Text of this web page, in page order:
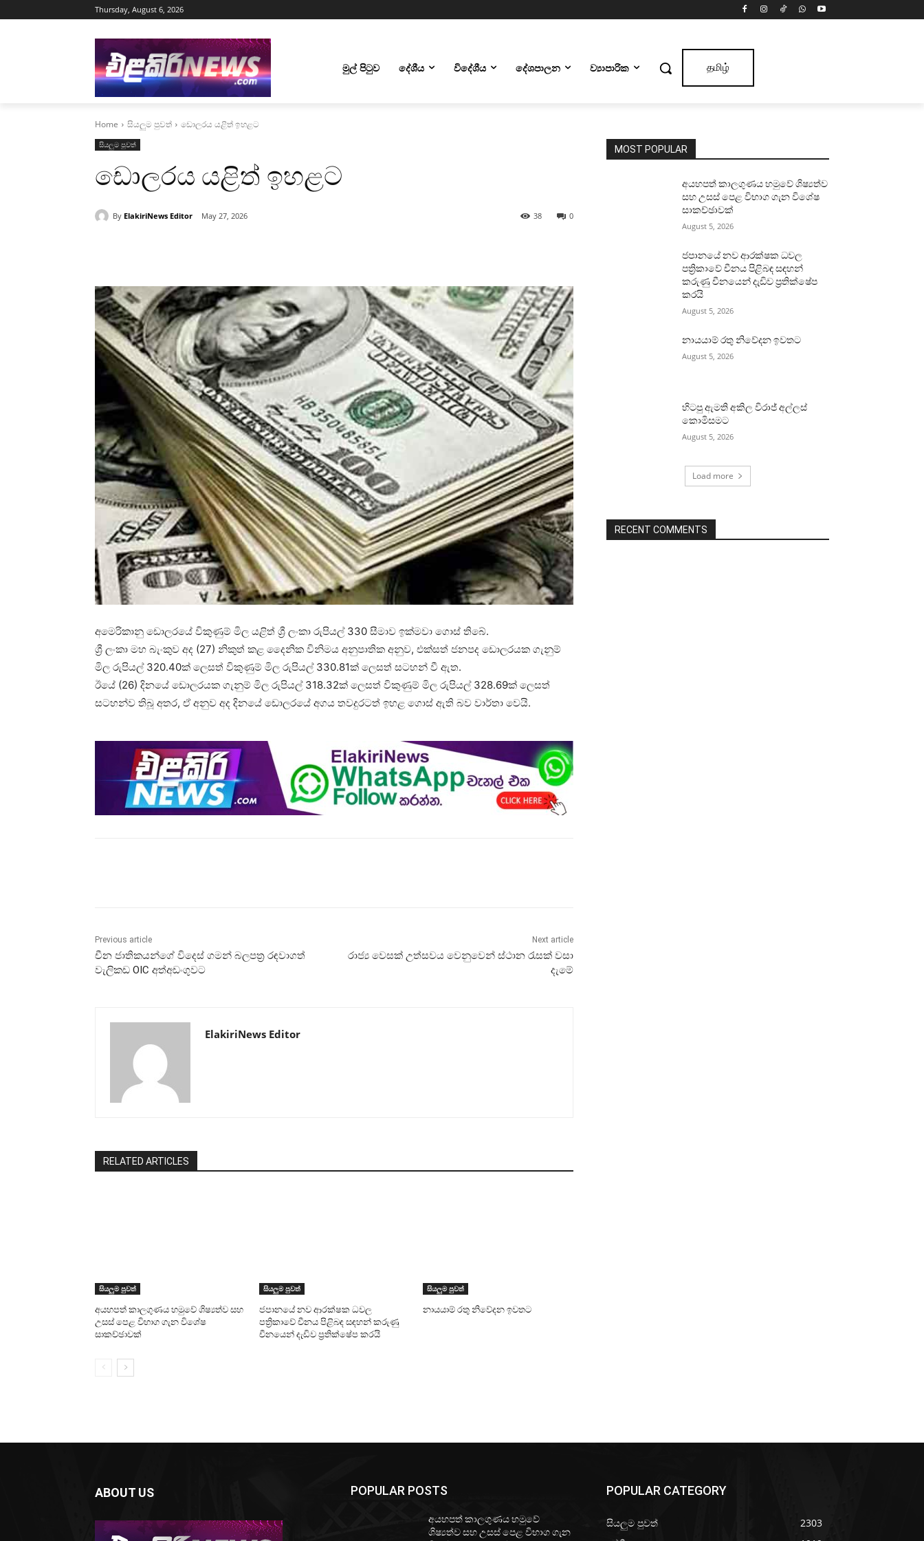
Thursday, August 6, 2026
මුල් පිටුව දේශීය විදේශීය දේශපාලන ව්‍යාපාරික தமிழ்
Home සියලුම පුවත් ඩොලරය යළිත් ඉහළට
සියලුම පුවත්
ඩොලරය යළිත් ඉහළට
By ElakiriNews Editor May 27, 2026 0
38
අමෙරිකානු ඩොලරයේ විකුණුම් මිල යළිත් ශ්‍රී ලංකා රුපියල් 330 සීමාව ඉක්මවා ගොස් තිබේ.
ශ්‍රී ලංකා මහ බැංකුව අද (27) නිකුත් කළ දෛනික විනිමය අනුපාතික අනුව, එක්සත් ජනපද ඩොලරයක ගැනුම්
මිල රුපියල් 320.40ක් ලෙසත් විකුණුම් මිල රුපියල් 330.81ක් ලෙසත් සටහන් වී ඇත.
ඊයේ (26) දිනයේ ඩොලරයක ගැනුම් මිල රුපියල් 318.32ක් ලෙසත් විකුණුම් මිල රුපියල් 328.69ක් ලෙසත්
සටහන්ව තිබූ අතර, ඒ අනුව අද දිනයේ ඩොලරයේ අගය තවදුරටත් ඉහළ ගොස් ඇති බව වාර්තා වෙයි.
Previous article
චීන ජාතිකයන්ගේ විදෙස් ගමන් බලපත්‍ර රඳවාගත්
වැලිකඩ OIC අත්අඩංගුවට
Next article
රාජ්‍ය වෙසක් උත්සවය වෙනුවෙන් ස්ථාන රැසක් වසා
දැමේ
ElakiriNews Editor
RELATED ARTICLES
සියලුම පුවත්
අයහපත් කාලගුණය හමුවේ ශිෂ්‍යත්ව සහ
උසස් පෙළ විභාග ගැන විශේෂ
සාකච්ඡාවක්
සියලුම පුවත්
ජපානයේ නව ආරක්ෂක ධවල
පත්‍රිකාවේ චීනය පිළිබඳ සඳහන් කරුණු
චීනයෙන් දැඩිව ප්‍රතික්ෂේප කරයි
සියලුම පුවත්
නායයාම් රතු නිවේදන ඉවතට
MOST POPULAR
අයහපත් කාලගුණය හමුවේ ශිෂ්‍යත්ව
සහ උසස් පෙළ විභාග ගැන විශේෂ
සාකච්ඡාවක්
August 5, 2026
ජපානයේ නව ආරක්ෂක ධවල
පත්‍රිකාවේ චීනය පිළිබඳ සඳහන්
කරුණු චීනයෙන් දැඩිව ප්‍රතික්ෂේප
කරයි
August 5, 2026
නායයාම් රතු නිවේදන ඉවතට
August 5, 2026
හිටපු ඇමති අකිල විරාජ් අල්ලස්
කොමිසමට
August 5, 2026
Load more
RECENT COMMENTS
ABOUT US POPULAR POSTS
අයහපත් කාලගුණය හමුවේ
ශිෂ්‍යත්ව සහ උසස් පෙළ විභාග ගැන
POPULAR CATEGORY
සියලුම පුවත්
2303